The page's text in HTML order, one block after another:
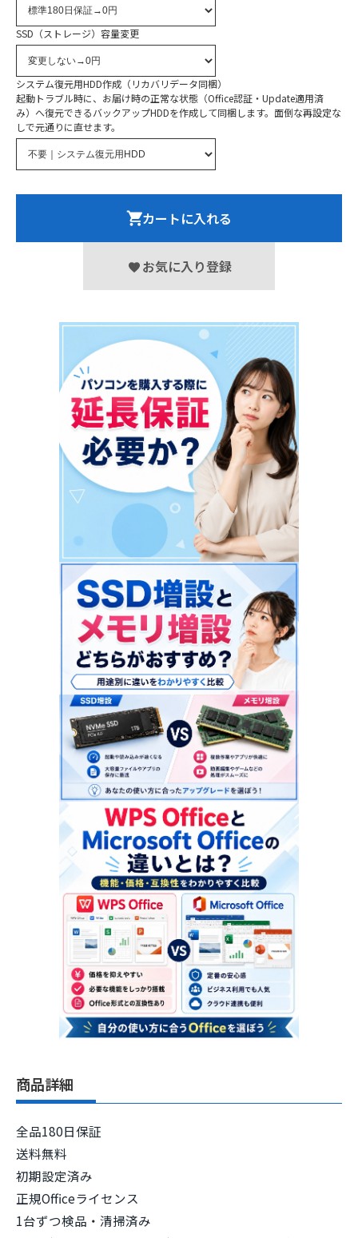
SSD（ストレージ）容量変更
システム復元用HDD作成（リカバリデータ同梱）
起動トラブル時に、お届け時の正常な状態（Office認証・Update適用済
み）へ復元できるバックアップHDDを作成して同梱します。面倒な再設定な
しで元通りに直せます。
カートに入れる
お気に入り登録
商品詳細
全品180日保証
送料無料
初期設定済み
正規Officeライセンス
1台ずつ検品・清掃済み